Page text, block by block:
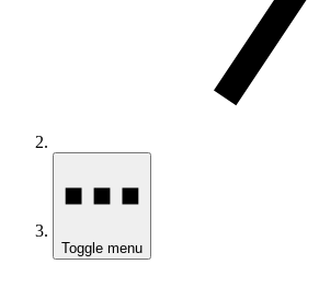
Toggle menu